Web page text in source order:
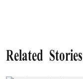
Related Stories